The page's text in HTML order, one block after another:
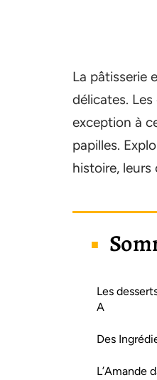
La pâtisserie
délicates.
exception à
papilles.
histoire,
Les
A
Des
L’Amande